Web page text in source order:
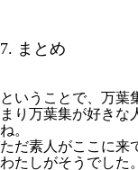
7. まとめ
ということで、万葉
まり万葉集が好きな
ね。
ただ素人がここに来
わたしがそうでした。